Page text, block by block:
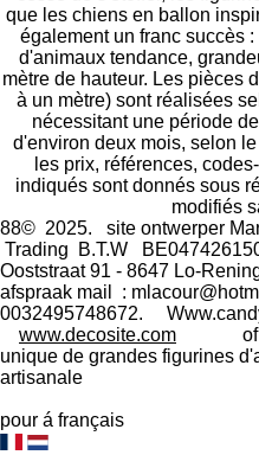
que les chiens en ballon
également un franc succès
d'animaux tendance,
mètre de hauteur. Les pièces
à un mètre) sont réalisées
nécessitant une période
d'environ deux mois, selon
les prix, références,
indiqués sont donnés sous
modifiés
88© 2025. site ontwerper
Trading
B.T.W
Ooststraat 91 - 8647 Lo-
afspraak mail :
0032495748672.
www.decosite.com of
unique de grandes figurines
touche
pour á français